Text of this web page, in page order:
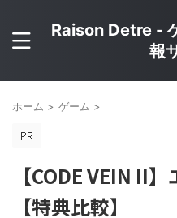
Raison Detre -
報
ホーム > ゲーム >
【CODE VEIN II
【特典比較】